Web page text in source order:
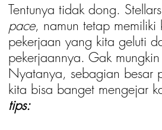
Tentunya tidak dong.
pace, namun tetap
pekerjaan yang kita geluti
pekerjaannya. Gak
Nyatanya, sebagian besar
kita bisa banget mengejar
tips: